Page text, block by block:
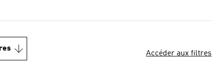
Accéder aux filtres